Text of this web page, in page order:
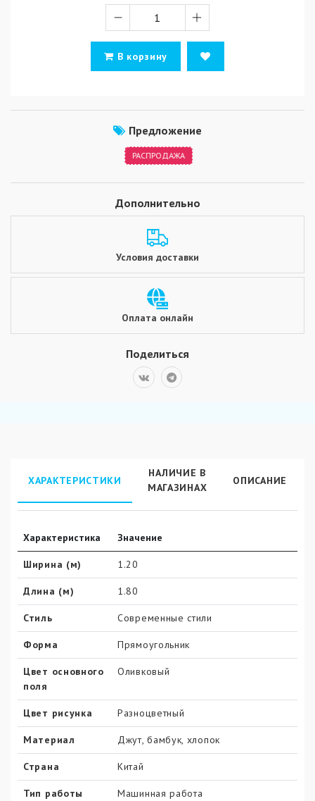
В корзину
Предложение
РАСПРОДАЖА
Дополнительно
Условия доставки
Оплата онлайн
Поделиться
ХАРАКТЕРИСТИКИ
НАЛИЧИЕ В
МАГАЗИНАХ
ОПИСАНИЕ
Характеристика Значение
Ширина (м) 1.20
Длина (м) 1.80
Стиль Современные стили
Форма Прямоугольник
Цвет основного
поля
Оливковый
Цвет рисунка Разноцветный
Материал Джут, бамбук, хлопок
Страна Китай
Тип работы Машинная работа